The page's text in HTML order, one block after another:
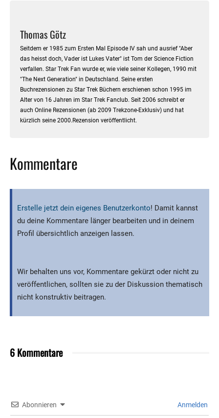
Thomas Götz
Seitdem er 1985 zum Ersten Mal Episode IV sah und ausrief "Aber
das heisst doch, Vader ist Lukes Vater" ist Tom der Science Fiction
verfallen. Star Trek Fan wurde er, wie viele seiner Kollegen, 1990 mit
"The Next Generation" in Deutschland. Seine ersten
Buchrezensionen zu Star Trek Büchern erschienen schon 1995 im
Alter von 16 Jahren im Star Trek Fanclub. Seit 2006 schreibt er
auch Online Rezensionen (ab 2009 Trekzone-Exklusiv) und hat
kürzlich seine 2000.Rezension veröffentlicht.
Kommentare
Erstelle jetzt dein eigenes Benutzerkonto! Damit kannst
du deine Kommentare länger bearbeiten und in deinem
Profil übersichtlich anzeigen lassen.
Wir behalten uns vor, Kommentare gekürzt oder nicht zu
veröffentlichen, sollten sie zu der Diskussion thematisch
nicht konstruktiv beitragen.
6 Kommentare
Abonnieren Anmelden